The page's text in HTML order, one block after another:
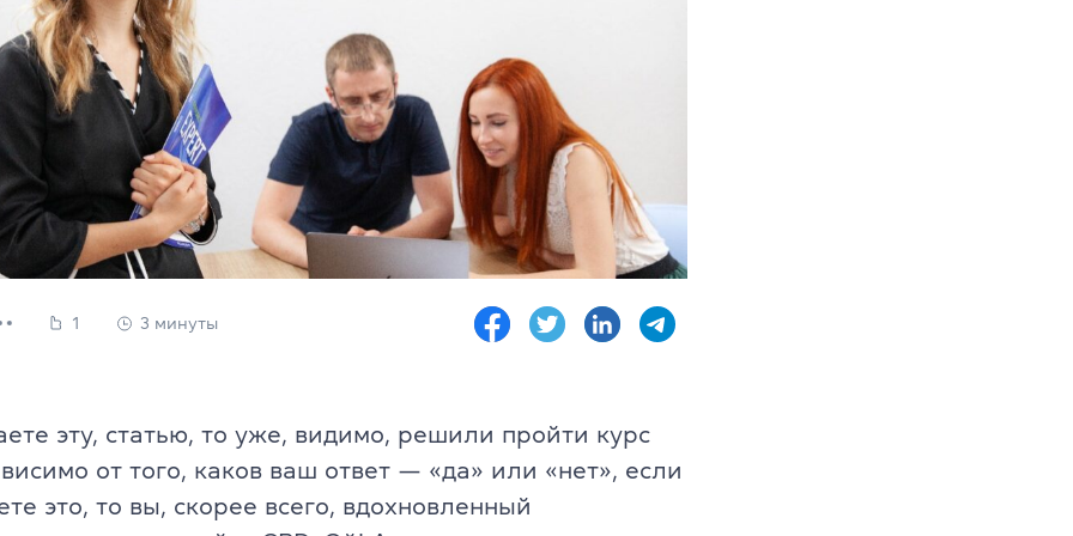
офіс 32
Teens
Юридический английский
Подготовка к экзаменам FCE, CAE, CPE
Все курсы для подростков
Изучение уровня + экзамены Cambridge English
Подготовка к НМТ
Все курсы для детей
Английский для детей 6-10 лет
1 3 минуты
эту, статью, то уже, видимо, решили пройти курс
от того, каков ваш ответ — «да» или «нет», если
это, то вы, скорее всего, вдохновленный